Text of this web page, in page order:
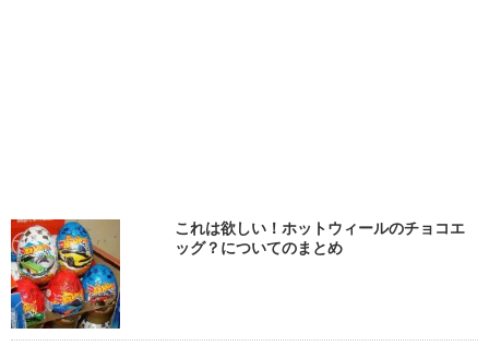
これは欲しい！ホットウィールのチョコエ
ッグ？についてのまとめ